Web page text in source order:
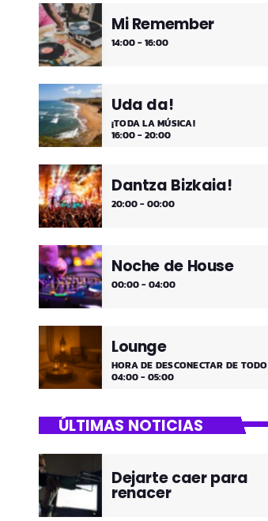
¡Música y más música los fines de
semana!
Mi Remember
14:00 - 16:00
Uda da!
¡TODA LA MÚSICA!
16:00 - 20:00
Dantza Bizkaia!
20:00 - 00:00
Noche de House
00:00 - 04:00
Lounge
HORA DE DESCONECTAR DE TODO
04:00 - 05:00
ÚLTIMAS NOTICIAS
Dejarte caer para
renacer